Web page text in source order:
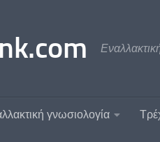
γνωσιολογία